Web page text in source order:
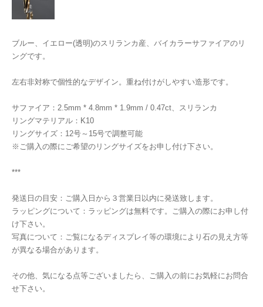
ブルー、イエロー(透明)のスリランカ産、バイカラーサファイアのリ
ングです。
左右非対称で個性的なデザイン。重ね付けがしやすい造形です。
サファイア：2.5mm * 4.8mm * 1.9mm / 0.47ct、スリランカ
リングマテリアル：K10
リングサイズ：12号～15号で調整可能
※ご購入の際にご希望のリングサイズをお申し付け下さい。
***
発送日の目安：ご購入日から３営業日以内に発送致します。
ラッピングについて：ラッピングは無料です。ご購入の際にお申し付
け下さい。
写真について：ご覧になるディスプレイ等の環境により石の見え方等
が異なる場合があります。
その他、気になる点等ございましたら、ご購入の前にお気軽にお問合
せ下さい。